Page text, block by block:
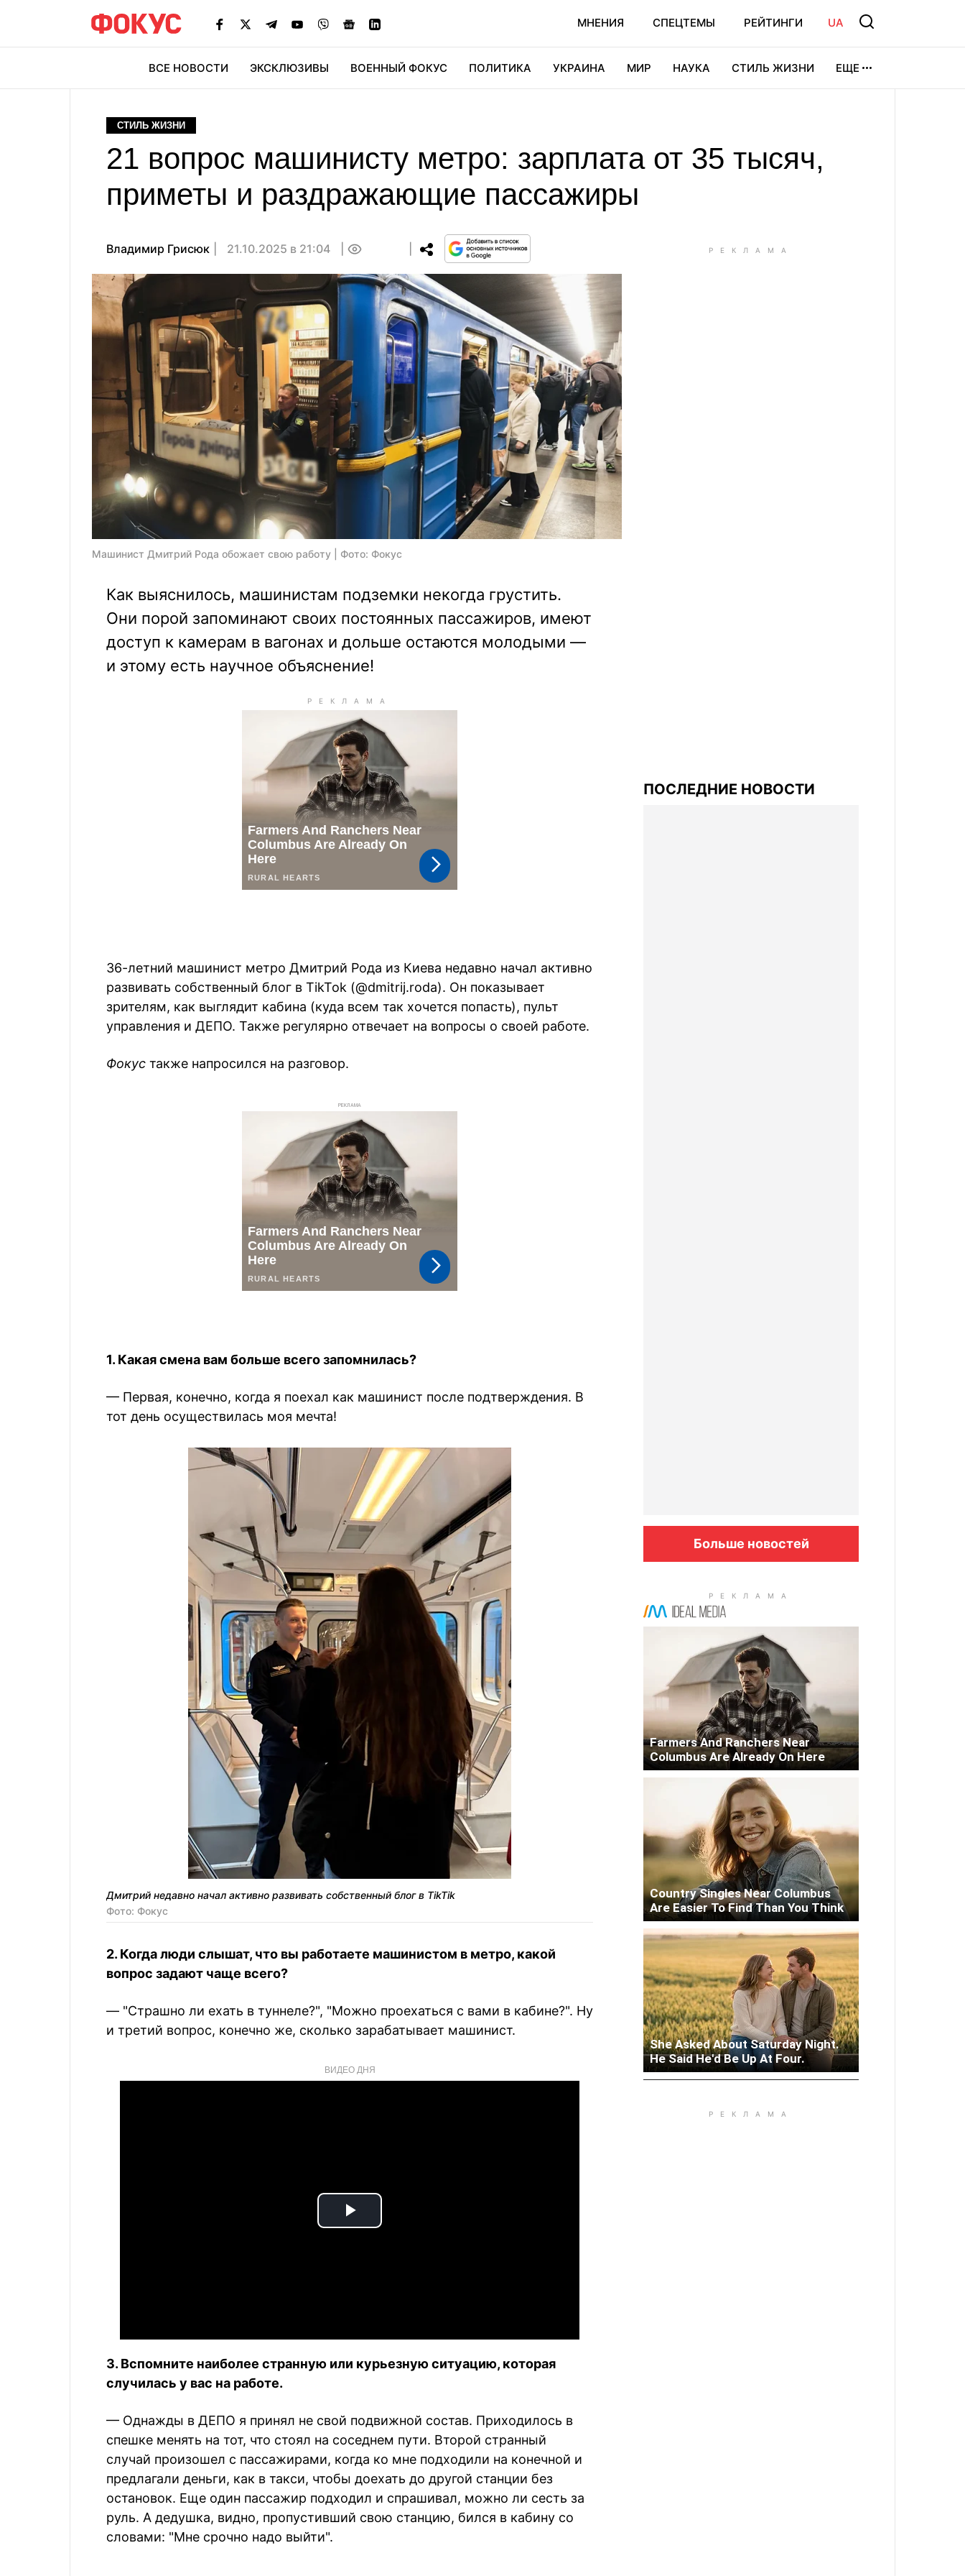
МНЕНИЯ СПЕЦТЕМЫ РЕЙТИНГИ UA
ВСЕ НОВОСТИ ЭКСКЛЮЗИВЫ ВОЕННЫЙ ФОКУС ПОЛИТИКА УКРАИНА МИР НАУКА СТИЛЬ ЖИЗНИ ЕЩЕ
СТИЛЬ ЖИЗНИ
21 вопрос машинисту метро: зарплата от 35 тысяч,
приметы и раздражающие пассажиры
Владимир Грисюк 21.10.2025 в 21:04
Машинист Дмитрий Рода обожает свою работу | Фото: Фокус
Как выяснилось, машинистам подземки некогда грустить.
Они порой запоминают своих постоянных пассажиров, имеют
доступ к камерам в вагонах и дольше остаются молодыми —
и этому есть научное объяснение!
36-летний машинист метро Дмитрий Рода из Киева недавно начал активно
развивать собственный блог в TikTok (@dmitrij.roda). Он показывает
зрителям, как выглядит кабина (куда всем так хочется попасть), пульт
управления и ДЕПО. Также регулярно отвечает на вопросы о своей работе.
Фокус также напросился на разговор.
РЕКЛАМА
1. Какая смена вам больше всего запомнилась?
— Первая, конечно, когда я поехал как машинист после подтверждения. В
тот день осуществилась моя мечта!
Дмитрий недавно начал активно развивать собственный блог в TikTik
Фото: Фокус
2. Когда люди слышат, что вы работаете машинистом в метро, какой
вопрос задают чаще всего?
— "Страшно ли ехать в туннеле?", "Можно проехаться с вами в кабине?". Ну
и третий вопрос, конечно же, сколько зарабатывает машинист.
ВИДЕО ДНЯ
Play
3. Вспомните наиболее странную или курьезную ситуацию, которая
случилась у вас на работе.
— Однажды в ДЕПО я принял не свой подвижной состав. Приходилось в
спешке менять на тот, что стоял на соседнем пути. Второй странный
случай произошел с пассажирами, когда ко мне подходили на конечной и
предлагали деньги, как в такси, чтобы доехать до другой станции без
остановок. Еще один пассажир подходил и спрашивал, можно ли сесть за
руль. А дедушка, видно, пропустивший свою станцию, бился в кабину со
словами: "Мне срочно надо выйти".
ПОСЛЕДНИЕ НОВОСТИ
Больше новостей